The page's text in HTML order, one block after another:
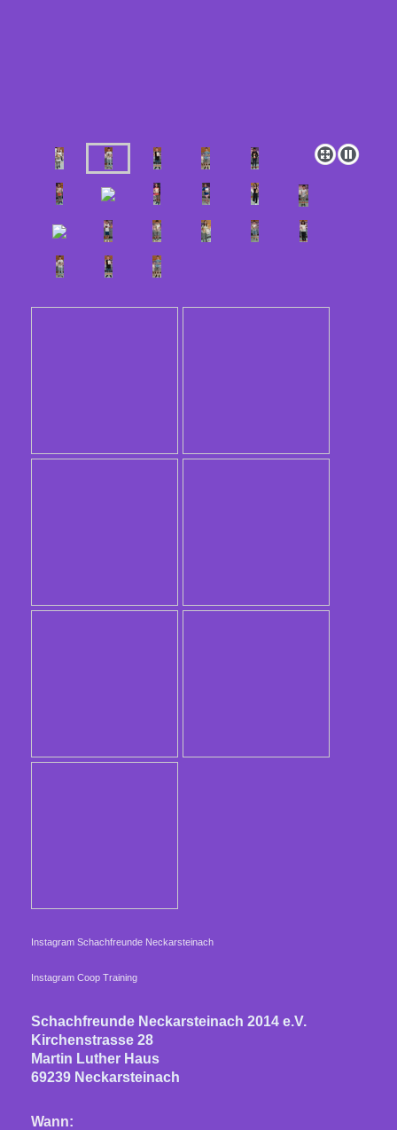
Instagram Schachfreunde Neckarsteinach
Instagram Coop Training
Schachfreunde Neckarsteinach 2014 e.V.
Kirchenstrasse 28
Martin Luther Haus
69239 Neckarsteinach
Wann: